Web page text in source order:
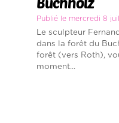
Publié le mercredi 8
Le sculpteur
dans la forêt du
forêt (vers Roth),
moment...